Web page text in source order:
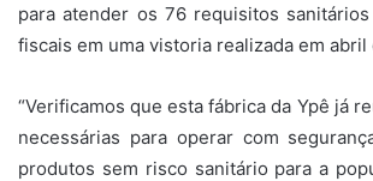
para atender os 76 requisitos
fiscais em uma vistoria realizada em abril
“Verificamos que esta fábrica da Ypê já
necessárias para operar com
produtos sem risco sanitário para a